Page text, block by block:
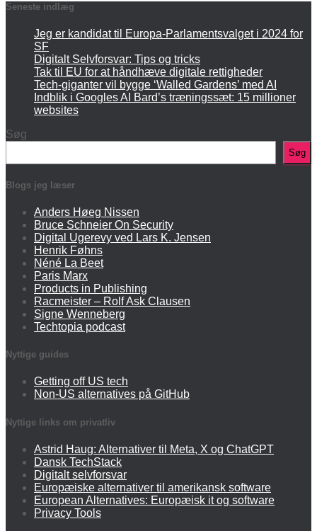
Seneste indlæg
Jeg er kandidat til Europa-Parlamentsvalget i 2024 for
SF
Digitalt Selvforsvar: Tips og tricks
Tak til EU for at håndhæve digitale rettigheder
Tech-giganter vil bygge ‘Walled Gardens’ med AI
Indblik i Googles AI Bard’s træningssæt: 15 millioner
websites
Søg
Søg
Blogs jeg læser
Anders Høeg Nissen
Bruce Schneier On Security
Digital Ugerevy ved Lars K. Jensen
Henrik Føhns
Néné La Beet
Paris Marx
Products in Publishing
Racmeister – Rolf Ask Clausen
Signe Wenneberg
Techtopia podcast
Nyttige guides
Getting off US tech
Non-US alternatives på GitHub
Nyttige links om privatliv
Astrid Haug: Alternativer til Meta, X og ChatGPT
Dansk TechStack
Digitalt selvforsvar
Europæiske alternativer til amerikansk software
European Alternatives: Europæisk it og software
Privacy Tools